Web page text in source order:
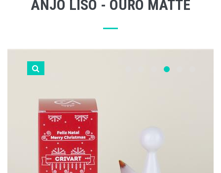
ANJO LISO - OURO MATTE